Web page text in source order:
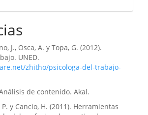
J., Osca, A. y Topa, G. (2012).
UNED.
zhitho/psicologa-del-trabajo-
de contenido. Akal.
y Cancio, H. (2011). Herramientas